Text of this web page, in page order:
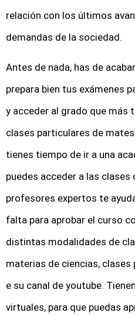
relación con los últimos
demandas de la sociedad.
Antes de nada, has de
prepara bien tus exámenes
y acceder al grado que más
clases particulares de
tienes tiempo de ir a una
puedes acceder a las clases
profesores expertos te
falta para aprobar el curso
distintas modalidades de
materias de ciencias,
e su canal de youtube.
virtuales, para que puedas